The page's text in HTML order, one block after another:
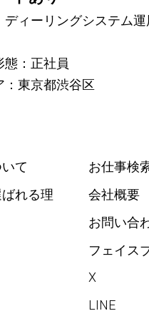
ディーリングシステム運
態：正社員
：東京都渋谷区
て
れる理
お仕事検
会社概要
お問い合
フェイス
X
LINE